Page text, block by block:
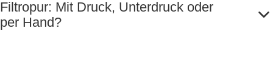
Filtropur: Mit Druck, Unterdruck oder
per Hand?